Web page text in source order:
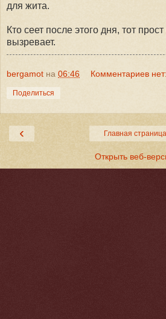
для жита.
Кто сеет после этого дня, тот
вызревает.
bergamot на 06:46 Комментариев нет:
Поделиться
‹ Главная страница
Открыть веб-